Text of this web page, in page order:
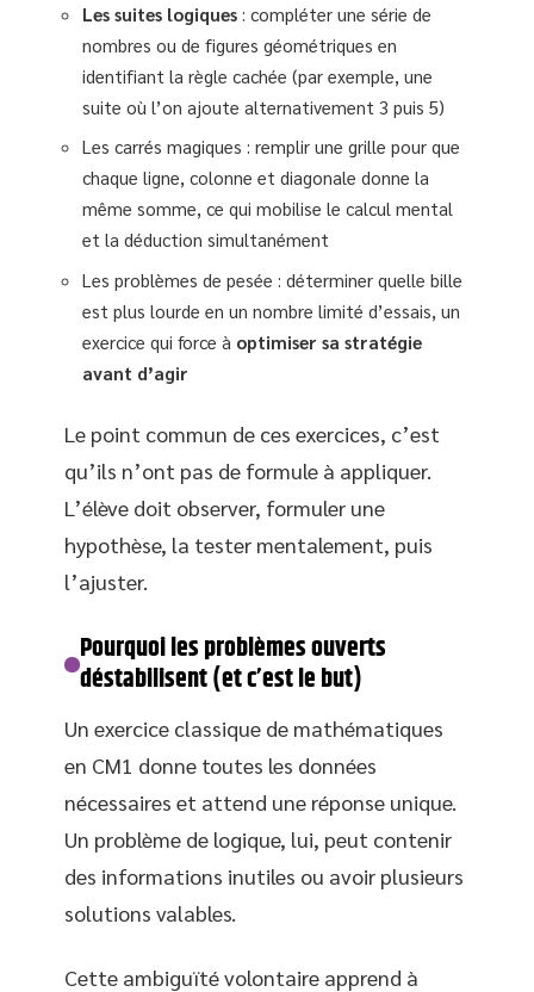
Les suites logiques : compléter une série de
nombres ou de figures géométriques en
identifiant la règle cachée (par exemple, une
suite où l’on ajoute alternativement 3 puis 5)
Les carrés magiques : remplir une grille pour que
chaque ligne, colonne et diagonale donne la
même somme, ce qui mobilise le calcul mental
et la déduction simultanément
Les problèmes de pesée : déterminer quelle bille
est plus lourde en un nombre limité d’essais, un
exercice qui force à optimiser sa stratégie
avant d’agir
Le point commun de ces exercices, c’est
qu’ils n’ont pas de formule à appliquer.
L’élève doit observer, formuler une
hypothèse, la tester mentalement, puis
l’ajuster.
Pourquoi les problèmes ouverts
déstabilisent (et c’est le but)
Un exercice classique de mathématiques
en CM1 donne toutes les données
nécessaires et attend une réponse unique.
Un problème de logique, lui, peut contenir
des informations inutiles ou avoir plusieurs
solutions valables.
Cette ambiguïté volontaire apprend à